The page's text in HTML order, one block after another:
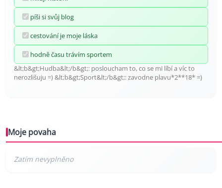
píši si svůj blog
cestování je moje láska
hodně času trávím sportem
&lt;b&gt;Hudba&lt;/b&gt;: posloucham to, co se mi líbí a víc to
nerozlišuju =) &lt;b&gt;Sport&lt;/b&gt;: zavodne plavu*2**18* =)
Moje povaha